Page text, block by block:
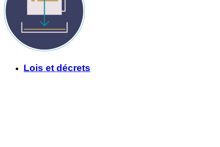
Lois et décrets